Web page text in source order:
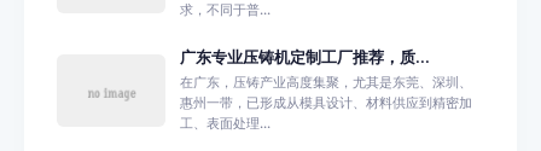
求，不同于普...
广东专业压铸机定制工厂推荐，质...
在广东，压铸产业高度集聚，尤其是东莞、深圳、
惠州一带，已形成从模具设计、材料供应到精密加
工、表面处理...